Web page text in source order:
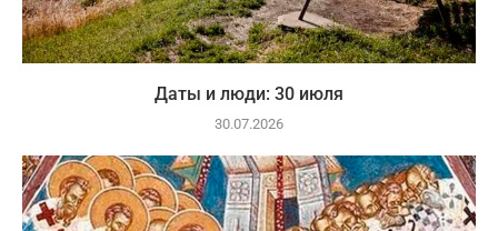
Даты и люди: 30 июля
30.07.2026